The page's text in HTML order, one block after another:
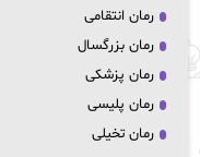
رمان انتقامی
رمان بزرگسال
رمان پزشکی
رمان پلیسی
رمان تخیلی